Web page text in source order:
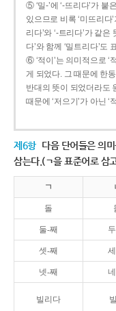
⑤ ‘밀-’에 ‘-뜨리다’가 붙
있으므로 비록 ‘미뜨리다
리다’와 ‘-트리다’가 같
다’와 함께 ‘밀트리다’도
⑥ ‘적이’는 의미적으로 ‘
게 되었다. 그 때문에 한
반대의 뜻이 되었더라도
때문에 ‘저으기’가 아닌 ‘
제6항 다음 단어들은 의
삼는다.(ㄱ을 표준어로 삼
ㄱ
돌
둘-째
셋-째
넷-째
빌리다